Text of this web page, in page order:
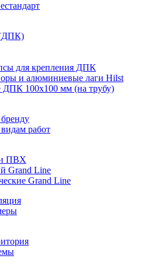
(ДПК)
для крепления ДПК
и алюминиевые лаги Hilst
ДПК 100х100 мм (на трубу)
работ
ПВХ
Grand Line
Grand Line